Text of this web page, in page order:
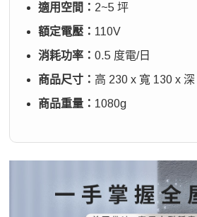
適用空間： 2~5 坪
額定電壓： 110V
消耗功率：0.5 度電/日
商品尺寸： 高 230 x 寬 130 x
商品重量： 1080g